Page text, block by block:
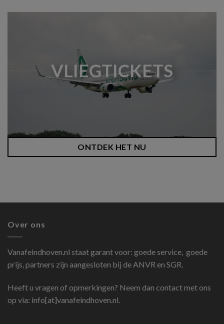
VLIEGTICKETS
ONTDEK HET NU
Over ons
Vanafeindhoven.nl staat garant voor: goede service, goede
prijs, partners zijn aangesloten bij de ANVR en SGR.
Heeft u vragen of opmerkingen? Neem dan contact met ons
op via: info[at]vanafeindhoven.nl.